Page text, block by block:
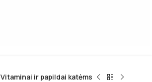
Vitaminai ir papildai katėms